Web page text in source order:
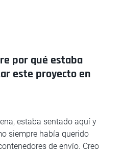
por qué estaba
este proyecto en
estaba sentado aquí y
siempre había querido
de envío. Creo